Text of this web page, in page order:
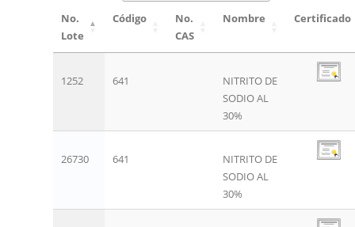
No.
Lote
Código
No.
CAS
Nombre Certificado
1252 641
NITRITO DE
SODIO AL
30%
26730 641
NITRITO DE
SODIO AL
30%